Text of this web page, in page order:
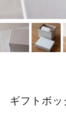
ギフトボッ